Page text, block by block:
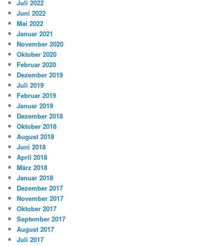
Juli 2022
Juni 2022
Mai 2022
Januar 2021
November 2020
Oktober 2020
Februar 2020
Dezember 2019
Juli 2019
Februar 2019
Januar 2019
Dezember 2018
Oktober 2018
August 2018
Juni 2018
April 2018
März 2018
Januar 2018
Dezember 2017
November 2017
Oktober 2017
September 2017
August 2017
Juli 2017